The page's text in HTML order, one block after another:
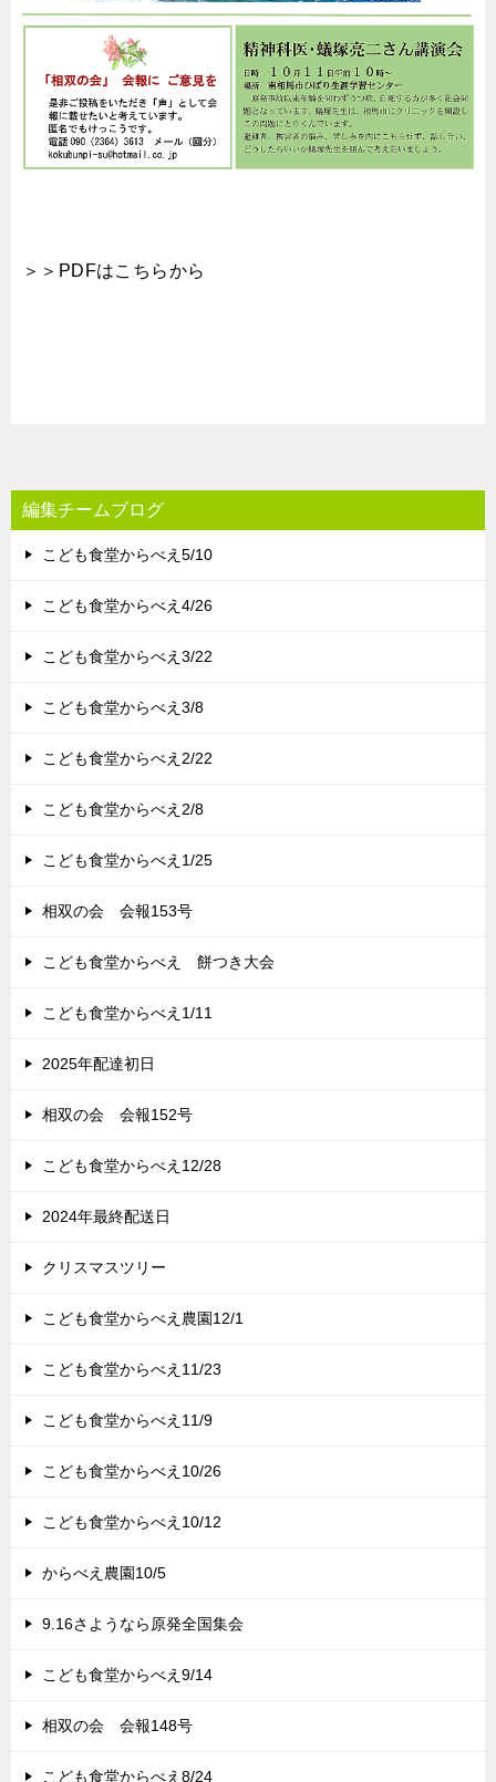
＞＞PDFはこちらから
編集チームブログ
こども食堂からべえ5/10
こども食堂からべえ4/26
こども食堂からべえ3/22
こども食堂からべえ3/8
こども食堂からべえ2/22
こども食堂からべえ2/8
こども食堂からべえ1/25
相双の会 会報153号
こども食堂からべえ 餅つき大会
こども食堂からべえ1/11
2025年配達初日
相双の会 会報152号
こども食堂からべえ12/28
2024年最終配送日
クリスマスツリー
こども食堂からべえ農園12/1
こども食堂からべえ11/23
こども食堂からべえ11/9
こども食堂からべえ10/26
こども食堂からべえ10/12
からべえ農園10/5
9.16さようなら原発全国集会
こども食堂からべえ9/14
相双の会 会報148号
こども食堂からべえ8/24